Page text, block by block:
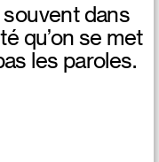
souvent dans
qu’on se met
les paroles.